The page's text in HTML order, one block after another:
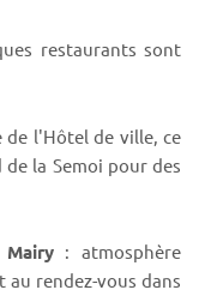
restaurants sont
de l'Hôtel de ville, ce
la Semoi pour des
: atmosphère
rendez-vous dans